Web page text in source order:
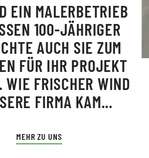
EIN MALERBETRIEB
100-JÄHRIGER
AUCH SIE ZUM
FÜR IHR PROJEKT
WIE FRISCHER WIND
FIRMA KAM...
MEHR ZU UNS